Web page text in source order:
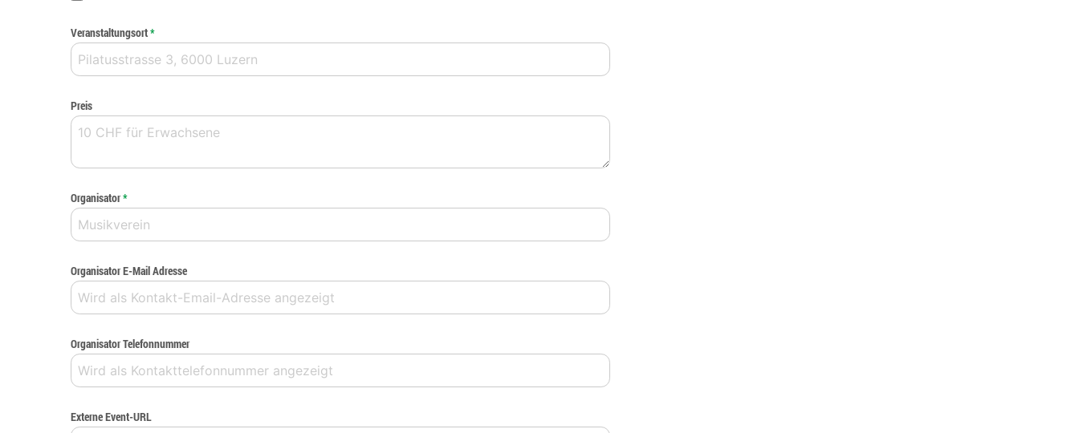
Veranstaltungsort*
Preis
Organisator*
Organisator E-Mail Adresse
Organisator Telefonnummer
Externe Event-URL